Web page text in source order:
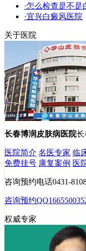
·怎么检查是不是
·宜兴白癜风医院
关于医院
长春博润皮肤病医院长
医院简介 名医专家 临
免费挂号 康复案例 医
咨询预约电话0431-
咨询预约QQ
权威专家